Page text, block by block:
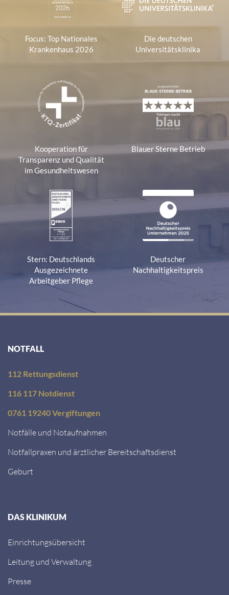
Focus: Top Nationales
Krankenhaus 2026
Die deutschen
Universitätsklinika
Kooperation für
Transparenz und Qualität
im Gesundheitswesen
Blauer Sterne Betrieb
Stern: Deutschlands
Ausgezeichnete
Arbeitgeber Pflege
Deutscher
Nachhaltigkeitspreis
NOTFALL
112 Rettungsdienst
116 117 Notdienst
0761 19240 Vergiftungen
Notfälle und Notaufnahmen
Notfallpraxen und ärztlicher Bereitschaftsdienst
Geburt
DAS KLINIKUM
Einrichtungsübersicht
Leitung und Verwaltung
Presse